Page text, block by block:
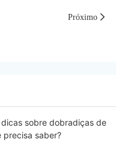
Próximo
sobre dobradiças de
precisa saber?